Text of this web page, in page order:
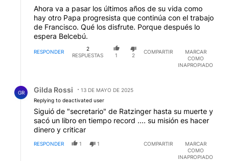
Ahora va a pasar los últimos años de su vida como
hay otro Papa progresista que continúa con el trabajo
de Francisco. Qué los disfrute. Porque después lo
espera Belcebú.
RESPONDER
2
RESPUESTAS
1 2
COMPARTIR
MARCAR
COMO
INAPROPIADO
GR Gilda Rossi
13 DE MAYO DE 2025
Replying to deactivated user
Siguió de "secretario" de Ratzinger hasta su muerte y
sacó un libro en tiempo record .... su misión es hacer
dinero y criticar
RESPONDER 1 1 COMPARTIR
MARCAR
COMO
INAPROPIADO